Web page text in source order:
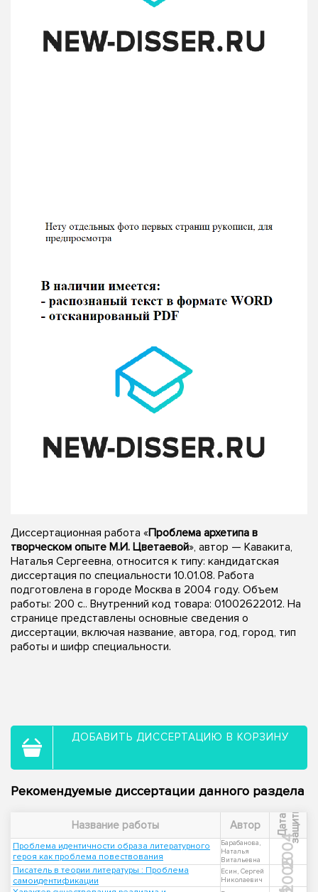
Диссертационная работа «Проблема архетипа в
творческом опыте М.И. Цветаевой», автор — Кавакита,
Наталья Сергеевна, относится к типу: кандидатская
диссертация по специальности 10.01.08. Работа
подготовлена в городе Москва в 2004 году. Объем
работы: 200 с.. Внутренний код товара: 01002622012. На
странице представлены основные сведения о
диссертации, включая название, автора, год, город, тип
работы и шифр специальности.
ДОБАВИТЬ ДИССЕРТАЦИЮ В КОРЗИНУ
Рекомендуемые диссертации данного раздела
Название работы Автор Д
а
т
а
з
а
щ
и
ты
Проблема идентичности образа литературного
героя как проблема повествования
Барабанова,
Наталья
Витальевна
2004
Писатель в теории литературы : Проблема
самоидентификации
Есин, Сергей
Николаевич
2005